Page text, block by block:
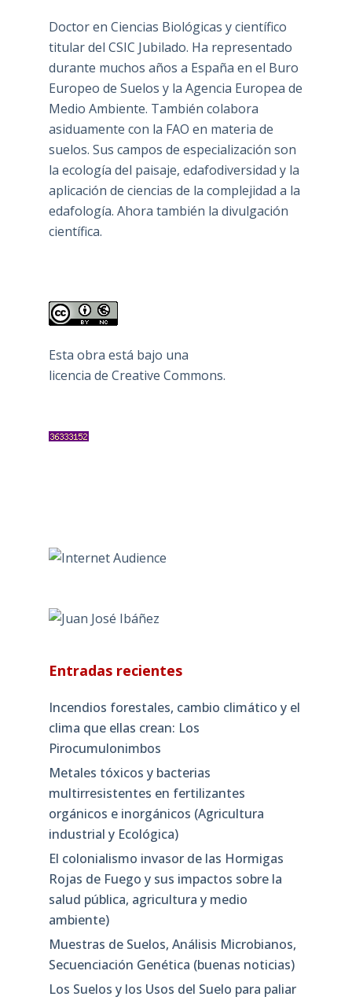
Doctor en Ciencias Biológicas y científico
titular del CSIC Jubilado. Ha representado
durante muchos años a España en el Buro
Europeo de Suelos y la Agencia Europea de
Medio Ambiente. También colabora
asiduamente con la FAO en materia de
suelos. Sus campos de especialización son
la ecología del paisaje, edafodiversidad y la
aplicación de ciencias de la complejidad a la
edafología. Ahora también la divulgación
científica.
Esta obra está bajo una
licencia de Creative Commons.
Entradas recientes
Incendios forestales, cambio climático y el
clima que ellas crean: Los
Pirocumulonimbos
Metales tóxicos y bacterias
multirresistentes en fertilizantes
orgánicos e inorgánicos (Agricultura
industrial y Ecológica)
El colonialismo invasor de las Hormigas
Rojas de Fuego y sus impactos sobre la
salud pública, agricultura y medio
ambiente)
Muestras de Suelos, Análisis Microbianos,
Secuenciación Genética (buenas noticias)
Los Suelos y los Usos del Suelo para paliar